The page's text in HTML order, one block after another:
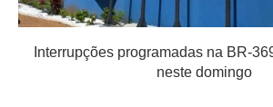
Interrupções programadas na BR-
neste domingo